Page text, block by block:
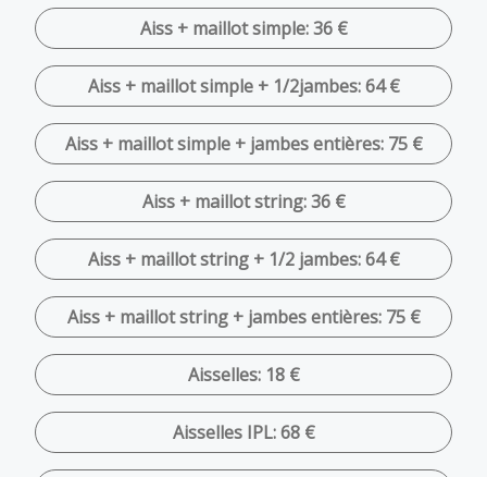
Aiss + maillot simple: 36 €
Aiss + maillot simple + 1/2jambes: 64 €
Aiss + maillot simple + jambes entières: 75 €
Aiss + maillot string: 36 €
Aiss + maillot string + 1/2 jambes: 64 €
Aiss + maillot string + jambes entières: 75 €
Aisselles: 18 €
Aisselles IPL: 68 €